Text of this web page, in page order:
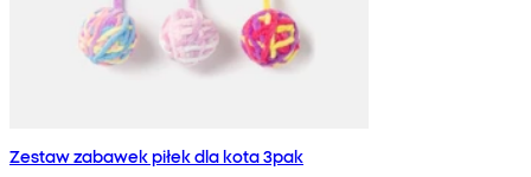
Zestaw zabawek piłek dla kota 3pak